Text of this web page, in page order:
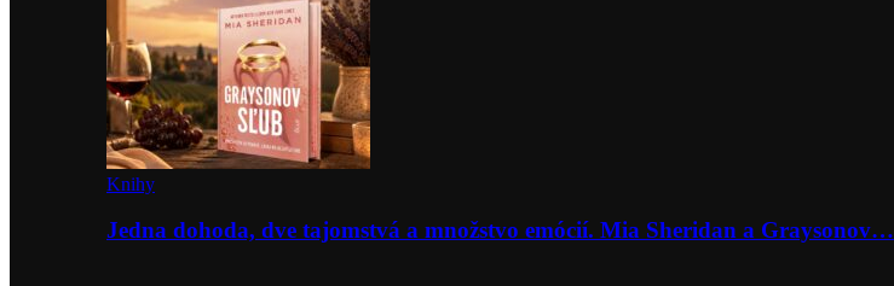
Knihy
Jedna dohoda, dve tajomstvá a množstvo emócií. Mia Sheridan a Graysonov…